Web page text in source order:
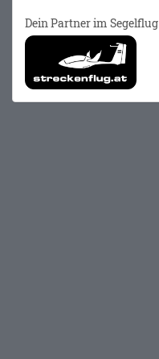
Dein Partner im Segelflug